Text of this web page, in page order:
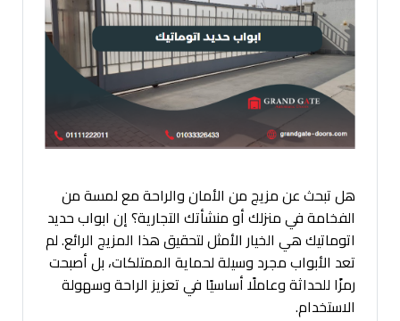
هل تبحث عن مزيج من الأمان والراحة مع لمسة من
الفخامة في منزلك أو منشأتك التجارية؟ إن ابواب حديد
اتوماتيك هي الخيار الأمثل لتحقيق هذا المزيج الرائع. لم
تعد الأبواب مجرد وسيلة لحماية الممتلكات، بل أصبحت
رمزًا للحداثة وعاملًا أساسيًا في تعزيز الراحة وسهولة
الاستخدام.